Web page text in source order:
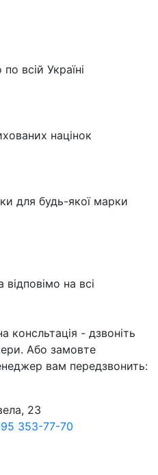
всій Україні
націнок
для будь-якої марки
на всі
консльтація - дзвоніть
Або замовте
вам передзвонить:
23
353-77-70